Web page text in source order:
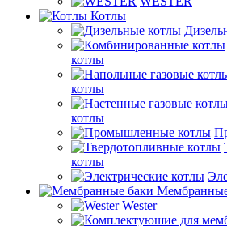
Котлы
котлы
котлы
котлы
котлы
Wester